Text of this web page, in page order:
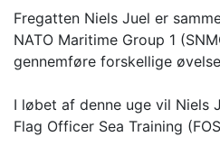
Fregatten Niels Juel er
NATO Maritime Group 1
gennemføre forskellige
I løbet af denne uge vil Niels
Flag Officer Sea Training